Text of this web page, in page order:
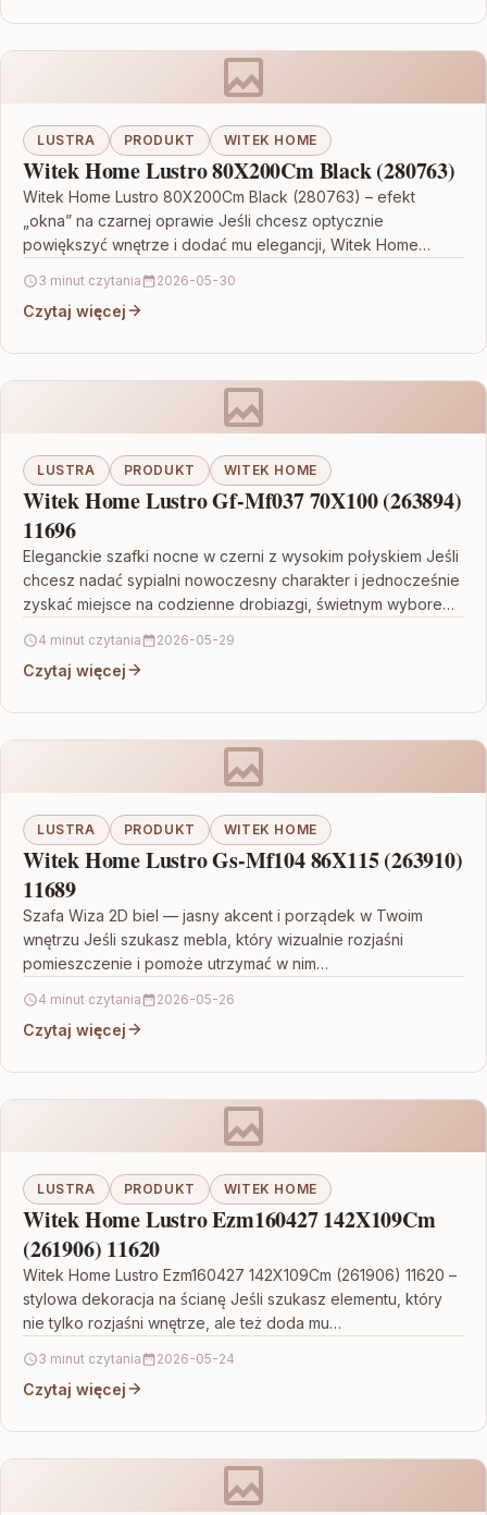
LUSTRA PRODUKT WITEK HOME
Witek Home Lustro 80X200Cm Black (280763)
Witek Home Lustro 80X200Cm Black (280763) – efekt
„okna” na czarnej oprawie Jeśli chcesz optycznie
powiększyć wnętrze i dodać mu elegancji, Witek Home
3 minut czytania 2026-05-30
Czytaj więcej
LUSTRA PRODUKT WITEK HOME
Witek Home Lustro Gf-Mf037 70X100 (263894)
11696
Eleganckie szafki nocne w czerni z wysokim połyskiem Jeśli
chcesz nadać sypialni nowoczesny charakter i jednocześnie
zyskać miejsce na codzienne drobiazgi, świetnym wyborem
4 minut czytania 2026-05-29
Czytaj więcej
LUSTRA PRODUKT WITEK HOME
Witek Home Lustro Gs-Mf104 86X115 (263910)
11689
Szafa Wiza 2D biel — jasny akcent i porządek w Twoim
wnętrzu Jeśli szukasz mebla, który wizualnie rozjaśni
pomieszczenie i pomoże utrzymać w nim…
4 minut czytania 2026-05-26
Czytaj więcej
LUSTRA PRODUKT WITEK HOME
Witek Home Lustro Ezm160427 142X109Cm
(261906) 11620
Witek Home Lustro Ezm160427 142X109Cm (261906) 11620 –
stylowa dekoracja na ścianę Jeśli szukasz elementu, który
nie tylko rozjaśni wnętrze, ale też doda mu…
3 minut czytania 2026-05-24
Czytaj więcej